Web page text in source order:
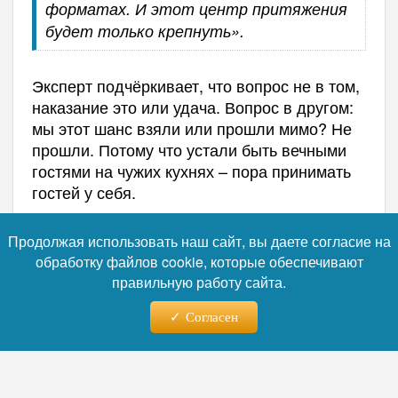
форматах. И этот центр притяжения
будет только крепнуть».
Эксперт подчёркивает, что вопрос не в том,
наказание это или удача. Вопрос в другом:
мы этот шанс взяли или прошли мимо? Не
прошли. Потому что устали быть вечными
гостями на чужих кухнях – пора принимать
гостей у себя.
«И, судя по всему, уровень уже
вызывает уважение даже у скептиков.
Это стратегический плюс, который
останется с нами надолго. Вернётся
Россия в олимпийскую семью завтра
или через десять лет – фундамент уже
Продолжая использовать наш сайт, вы даете согласие на
обработку файлов cookie, которые обеспечивают
правильную работу сайта.
Согласен